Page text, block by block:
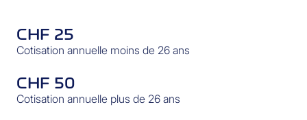
CHF 25
Cotisation annuelle moins de 26 ans
CHF 50
Cotisation annuelle plus de 26 ans